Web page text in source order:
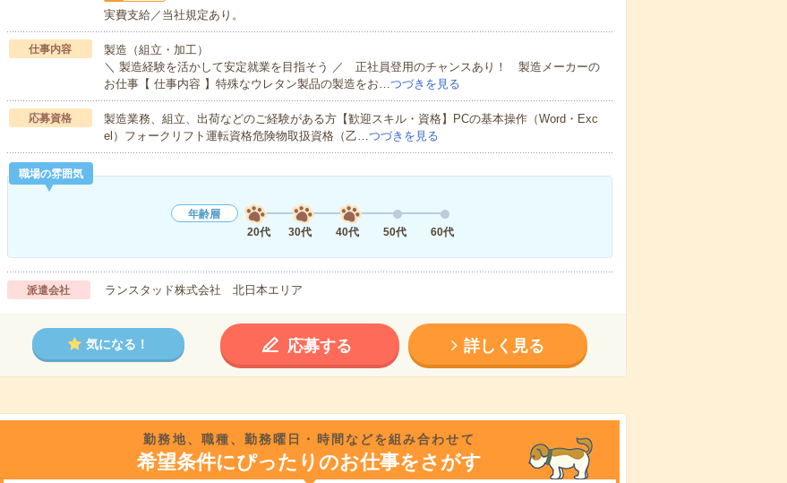
実費支給／当社規定あり。
仕事内容
製造（組立・加工）
＼ 製造経験を活かして安定就業を目指そう ／ 正社員登用のチャンスあり！ 製造メーカーの
お仕事【 仕事内容 】特殊なウレタン製品の製造をお…つづきを見る
応募資格
製造業務、組立、出荷などのご経験がある方【歓迎スキル・資格】PCの基本操作（Word・Exc
el）フォークリフト運転資格危険物取扱資格（乙…つづきを見る
職場の雰囲気
年齢層
20代
30代 40代 50代 60代
派遣会社 ランスタッド株式会社 北日本エリア
気になる！ 応募する 詳しく見る
勤務地、職種、勤務曜日・時間などを組み合わせて
希望条件にぴったりのお仕事をさがす